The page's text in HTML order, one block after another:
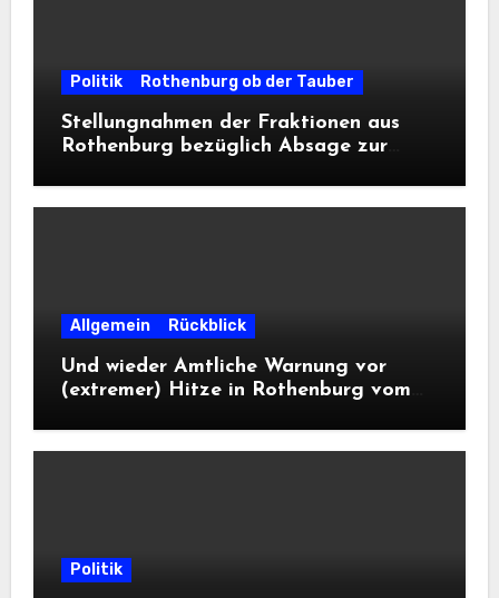
Politik Rothenburg ob der Tauber
Stellungnahmen der Fraktionen aus
Rothenburg bezüglich Absage zur
Allgemein Rückblick
Und wieder Amtliche Warnung vor
(extremer) Hitze in Rothenburg vom
Politik